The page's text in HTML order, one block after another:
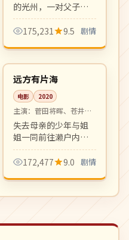
的光州，一对父子在
大时代漩涡中艰难抉
择。沉郁深情的现实
社会派代表作之一。
175,231 9.5 剧情
日本
高分 99:49
远方有片海
电影 2020
主演： 菅田将晖、苍井优
等
失去母亲的少年与姐
姐一同前往濑户内海
寻找母亲遗物。海
风、岛屿、小巷里的
和式家族电影的延
续。
172,477 9.0 剧情